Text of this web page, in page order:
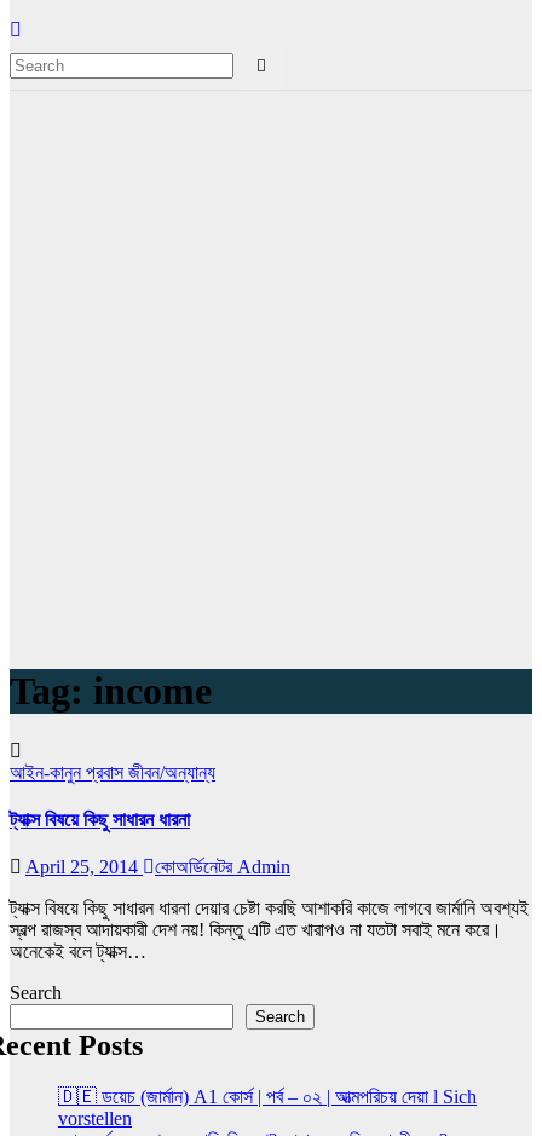
Tag: income
আইন-কানুনপ্রবাস জীবন/অন্যান্য
ট্যাক্স বিষয়ে কিছু সাধারন ধারনা
April 25, 2014
কোঅর্ডিনেটর Admin
ট্যাক্স বিষয়ে কিছু সাধারন ধারনা দেয়ার চেষ্টা করছি আশাকরি কাজে লাগবে জার্মানি অবশ্যই
স্বল্প রাজস্ব আদায়কারী দেশ নয়! কিন্তু এটি এত খারাপও না যতটা সবাই মনে করে।
অনেকেই বলে ট্যাক্স…
Search
Search
Posts
🇩🇪 ডয়েচ (জার্মান) A1 কোর্স | পর্ব – ০২ | আত্মপরিচয় দেয়া l Sich
vorstellen